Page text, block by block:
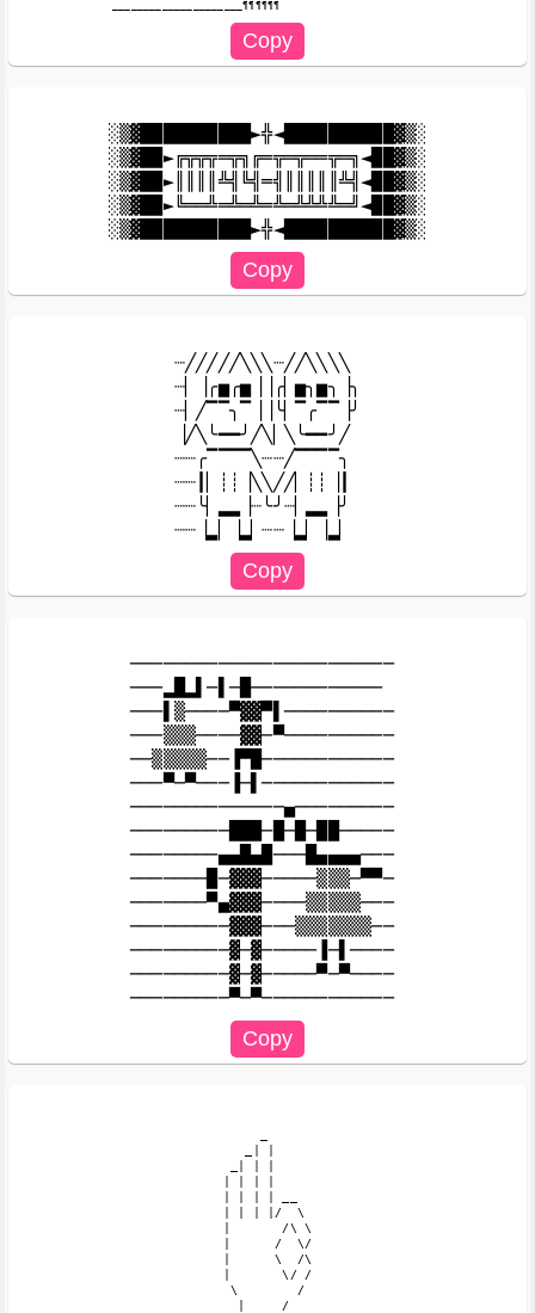
░▒▓██████████►╬◄██████████▓▒░
░▒▓██►╔╦╦╦═╦╗╔═╦═╦══╦═╗◄██▓▒░
░▒▓██►║║║║╩╣╚╣═╣║║║║║╩╣◄██▓▒░
░▒▓██►╚══╩═╩═╩═╩═╩╩╩╩═╝◄██▓▒░
┈╱╱╱╱╱╲╲╲┈╱╱╲╲╲╲
┈▏▕╭▅╭▅▕▕╭▏▅╮▅╮▕╮
┈▏╱▔▔╮▔▕▕╰▏▔╭▔▔▕╯
▕╱╲╰━━╯╱╲▏╲╰━━╯╱
┈┈╭▔▔▔▔╲┈┈╱▔▔▔▔╮
┈┈┃▏┊┊▕╲╲╱╱▏┊┊▕┃
┈┈╰▏▂▂▕┈╰╯┈▏▂▂▕╯
────────────────────────
───▂█▂▌─▌─█────────────
───▌▒────▀▓▓▀▌──────────
───▒▒▒────▓▓─▀──────────
──▒▒▒▒▒──▐▀█────────────
───▀─▀───▐─▌────────────
──────────────▄─────────
─────────███─█─█─██─────
────────▄▄█▄█───█▄▄▄▄───
───────█─▓▓▓─────▒▒▒─▀▀─
───────▀▄▓▓▓────▒▒▒▒▒───
─────────▓▓▓───▒▒▒▒▒▒▒──
─────────▓─▓─────▐─▌────
─────────▓─▓─────▀─▀────
| | | |/  \
|       /\ \
|      /  \/
|      \  /\
|       \/ /
\        /
  |     /